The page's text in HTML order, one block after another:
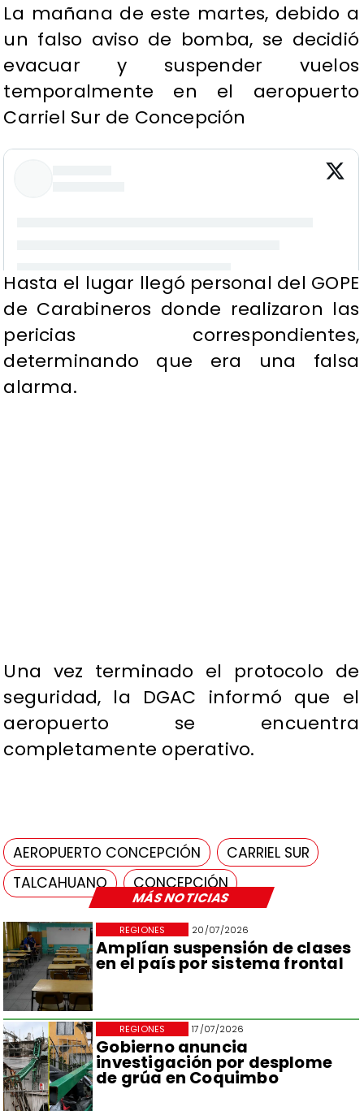
MÁS NOTICIAS
20/07/2026
Amplían suspensión de clases
en el país por sistema frontal
REGIONES
17/07/2026
Gobierno anuncia
investigación por desplome
de grúa en Coquimbo
REGIONES
La mañana de este martes, debido a
un falso aviso de bomba, se decidió
evacuar y suspender vuelos
temporalmente en el aeropuerto
Carriel Sur de Concepción
Hasta el lugar llegó personal del GOPE
de Carabineros donde realizaron las
pericias correspondientes,
determinando que era una falsa
alarma.
Una vez terminado el protocolo de
seguridad, la DGAC informó que el
aeropuerto se encuentra
completamente operativo.
AEROPUERTO CONCEPCIÓN
CARRIEL SUR
TALCAHUANO
CONCEPCIÓN